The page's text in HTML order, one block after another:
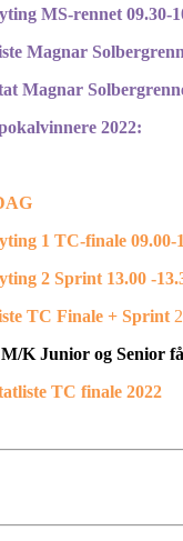
MS-rennet 09.30-
Magnar
Magnar
2022:
1 TC-finale 09.00-
2 Sprint 13.00 -
TC Finale + Sprint
K Junior og Senior
TC finale 2022